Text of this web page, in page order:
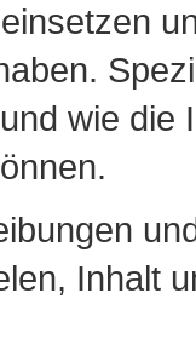
wie die
Inhalt